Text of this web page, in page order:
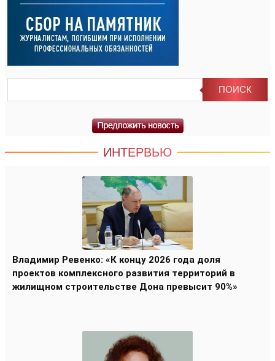
ИНТЕРВЬЮ
Владимир Ревенко: «К концу 2026 года доля
проектов комплексного развития территорий в
жилищном строительстве Дона превысит 90%»